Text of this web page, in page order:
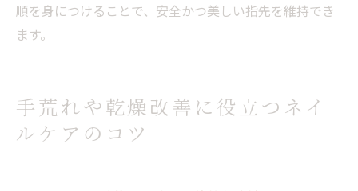
順を身につけることで、安全かつ美しい指先を維持でき
ます。
手荒れや乾燥改善に役立つネイ
ルケアのコツ